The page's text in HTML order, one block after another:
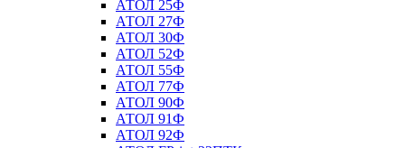
АТОЛ 25Ф
АТОЛ 27Ф
АТОЛ 30Ф
АТОЛ 52Ф
АТОЛ 55Ф
АТОЛ 77Ф
АТОЛ 90Ф
АТОЛ 91Ф
АТОЛ 92Ф